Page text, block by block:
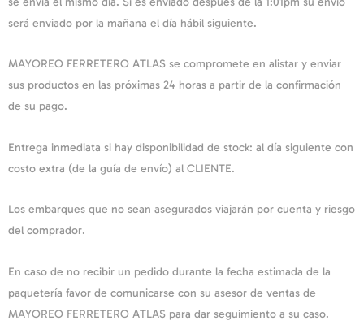
será enviado por la mañana el día hábil siguiente.
MAYOREO FERRETERO ATLAS se compromete en alistar y enviar
sus productos en las próximas 24 horas a partir de la confirmación
de su pago.
Entrega inmediata si hay disponibilidad de stock: al día siguiente con
costo extra (de la guía de envío) al CLIENTE.
Los embarques que no sean asegurados viajarán por cuenta y riesgo
del comprador.
En caso de no recibir un pedido durante la fecha estimada de la
paquetería favor de comunicarse con su asesor de ventas de
MAYOREO FERRETERO ATLAS para dar seguimiento a su caso.